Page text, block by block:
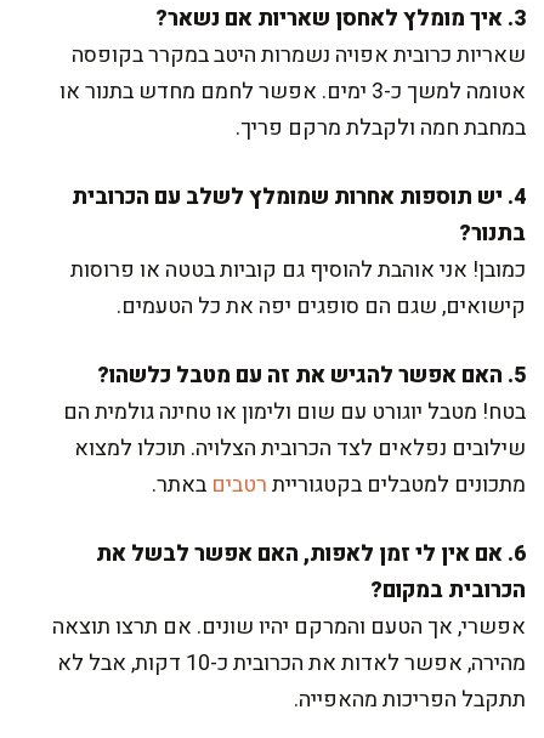
3. איך מומלץ לאחסן שאריות אם נשאר?
שאריות כרובית אפויה נשמרות היטב במקרר בקופסה
אטומה למשך כ-3 ימים. אפשר לחמם מחדש בתנור או
במחבת חמה ולקבלת מרקם פריך.
4. יש תוספות אחרות שמומלץ לשלב עם הכרובית
בתנור?
כמובן! אני אוהבת להוסיף גם קוביות בטטה או פרוסות
קישואים, שגם הם סופגים יפה את כל הטעמים.
5. האם אפשר להגיש את זה עם מטבל כלשהו?
בטח! מטבל יוגורט עם שום ולימון או טחינה גולמית הם
שילובים נפלאים לצד הכרובית הצלויה. תוכלו למצוא
מתכונים למטבלים בקטגורייתרטבים באתר.
6. אם אין לי זמן לאפות, האם אפשר לבשל את
הכרובית במקום?
אפשרי, אך הטעם והמרקם יהיו שונים. אם תרצו תוצאה
מהירה, אפשר לאדות את הכרובית כ-10 דקות, אבל לא
תתקבל הפריכות מהאפייה.